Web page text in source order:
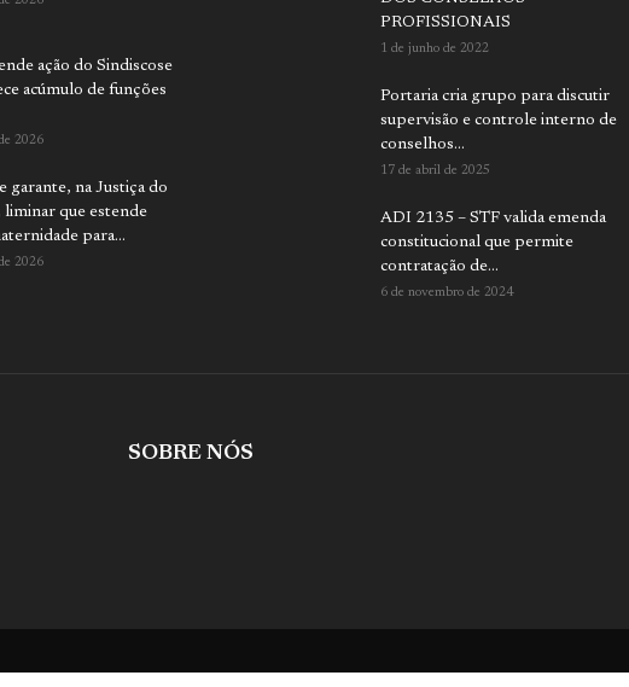
ação do Sindiscose
acúmulo de funções
2026
garante, na Justiça do
liminar que estende
para...
2026
PROFISSIONAIS
1 de junho de 2022
Portaria cria grupo para discutir
supervisão e controle interno de
conselhos...
17 de abril de 2025
ADI 2135 – STF valida emenda
constitucional que permite
contratação de...
6 de novembro de 2024
SOBRE NÓS